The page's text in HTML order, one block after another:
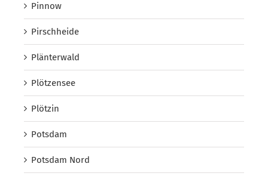
Pinnow
Pirschheide
Plänterwald
Plötzensee
Plötzin
Potsdam
Potsdam Nord